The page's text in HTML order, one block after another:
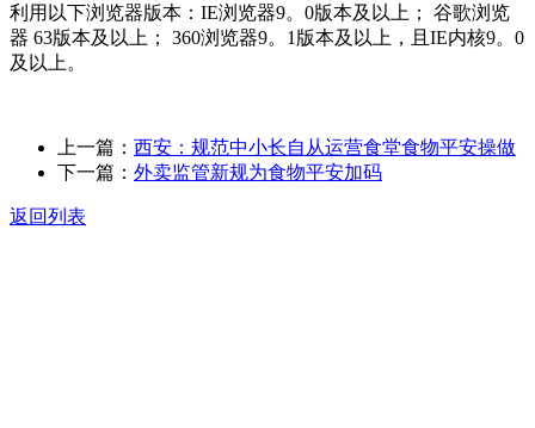
利用以下浏览器版本：IE浏览器9。0版本及以上； 谷歌浏览
器 63版本及以上； 360浏览器9。1版本及以上，且IE内核9。0
及以上。
上一篇： 西安：规范中小长自从运营食堂食物平安操做
下一篇： 外卖监管新规为食物平安加码
返回列表